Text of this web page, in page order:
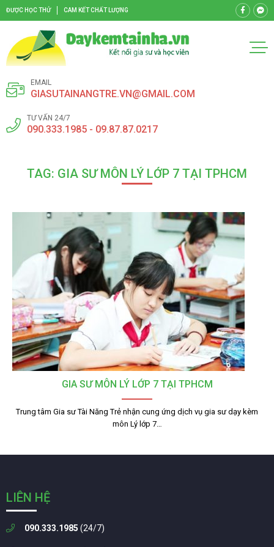
ĐƯỢC HỌC THỬ CAM KẾT CHẤT LƯỢNG
EMAIL
GIASUTAINANGTRE.VN@GMAIL.COM
TƯ VẤN 24/7
090.333.1985 - 09.87.87.0217
TAG: GIA SƯ MÔN LÝ LỚP 7 TẠI TPHCM
GIA SƯ MÔN LÝ LỚP 7 TẠI TPHCM
Trung tâm Gia sư Tài Năng Trẻ nhận cung ứng dịch vụ gia sư dạy kèm
môn Lý lớp 7…
LIÊN HỆ
090.333.1985 (24/7)